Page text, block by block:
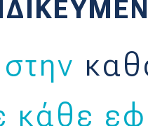
στην
κάθε